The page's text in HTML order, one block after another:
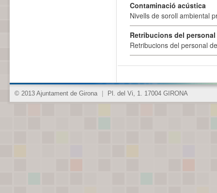
Contaminació acústica
Nivells de soroll ambiental
Retribucions del
Retribucions del personal
© 2013 Ajuntament de Girona Pl. del Vi, 1. 17004 GIRONA